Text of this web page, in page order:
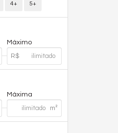
4+ 5+
Máximo
Máxima